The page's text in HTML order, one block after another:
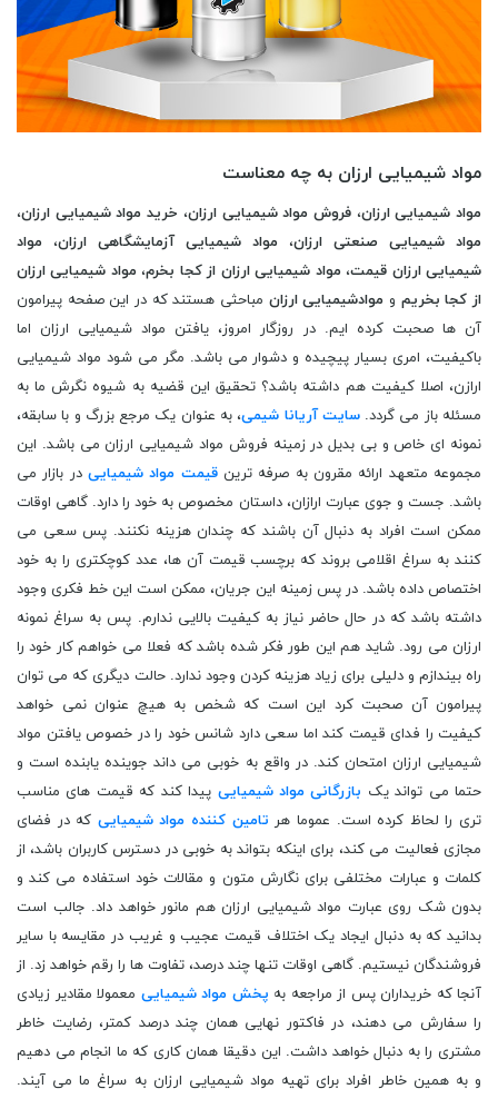
مواد شیمیایی ارزان به چه معناست
مواد شیمیایی ارزان،فروش مواد شیمیایی ارزان، خرید مواد شیمیایی ارزان،
مواد شیمیایی صنعتی ارزان، مواد شیمیایی آزمایشگاهی ارزان، مواد
شیمیایی ارزان قیمت، مواد شیمیایی ارزان از کجا بخرم، مواد شیمیایی ارزان
از کجا بخریم و موادشیمیایی ارزان مباحثی هستند که در این صفحه پیرامون
آن ها صحبت کرده ایم. در روزگار امروز، یافتن مواد شیمیایی ارزان اما
باکیفیت، امری بسیار پیچیده و دشوار می باشد. مگر می شود مواد شیمیایی
ارازن، اصلا کیفیت هم داشته باشد؟ تحقیق این قضیه به شیوه نگرش ما به
مسئله باز می گردد.سایت آریانا شیمی، به عنوان یک مرجع بزرگ و با سابقه،
نمونه ای خاص و بی بدیل در زمینه فروش مواد شیمیایی ارزان می باشد. این
مجموعه متعهد ارائه مقرون به صرفه ترینقیمت مواد شیمیایی در بازار می
باشد. جست و جوی عبارت ارازان، داستان مخصوص به خود را دارد. گاهی اوقات
ممکن است افراد به دنبال آن باشند که چندان هزینه نکنند. پس سعی می
کنند به سراغ اقلامی بروند که برچسب قیمت آن ها، عدد کوچکتری را به خود
اختصاص داده باشد. در پس زمینه این جریان، ممکن است این خط فکری وجود
داشته باشد که در حال حاضر نیاز به کیفیت بالایی ندارم. پس به سراغ نمونه
ارزان می رود. شاید هم این طور فکر شده باشد که فعلا می خواهم کار خود را
راه بیندازم و دلیلی برای زیاد هزینه کردن وجود ندارد. حالت دیگری که می توان
پیرامون آن صحبت کرد این است که شخص به هیچ عنوان نمی خواهد
کیفیت را فدای قیمت کند اما سعی دارد شانس خود را در خصوص یافتن مواد
شیمیایی ارزان امتحان کند. در واقع به خوبی می داند جوینده یابنده است و
حتما می تواند یک بازرگانی مواد شیمیایی پیدا کند که قیمت های مناسب
تری را لحاظ کرده است. عموما هر تامین کننده مواد شیمیایی که در فضای
مجازی فعالیت می کند، برای اینکه بتواند به خوبی در دسترس کاربران باشد، از
کلمات و عبارات مختلفی برای نگارش متون و مقالات خود استفاده می کند و
بدون شک روی عبارت مواد شیمیایی ارزان هم مانور خواهد داد. جالب است
بدانید که به دنبال ایجاد یک اختلاف قیمت عجیب و غریب در مقایسه با سایر
فروشندگان نیستیم. گاهی اوقات تنها چند درصد، تفاوت ها را رقم خواهد زد. از
آنجا که خریداران پس از مراجعه به پخش مواد شیمیایی معمولا مقادیر زیادی
را سفارش می دهند، در فاکتور نهایی همان چند درصد کمتر، رضایت خاطر
مشتری را به دنبال خواهد داشت. این دقیقا همان کاری که ما انجام می دهیم
و به همین خاطر افراد برای تهیه مواد شیمیایی ارزان به سراغ ما می آیند.